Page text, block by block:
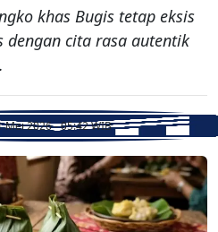
khas Bugis tetap eksis
dengan cita rasa autentik
Mei 2026 - 05:42 WIB